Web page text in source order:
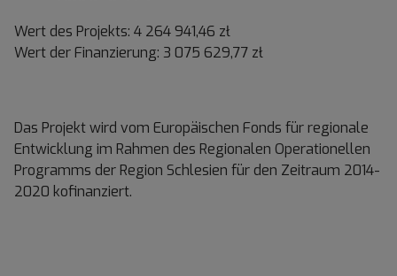
Wert des Projekts: 4 264 941,46 zł
Wert der Finanzierung: 3 075 629,77 zł
Das Projekt wird vom Europäischen Fonds für regionale
Entwicklung im Rahmen des Regionalen Operationellen
Programms der Region Schlesien für den Zeitraum 2014-
2020 kofinanziert.